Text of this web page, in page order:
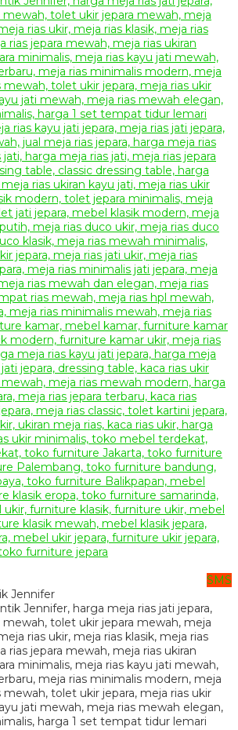
SMS
Jennifer